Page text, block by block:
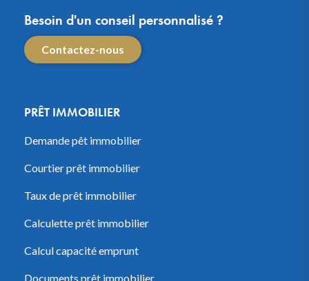
Besoin d'un conseil personnalisé ?
Contactez-nous
PRÊT IMMOBILIER
Demande pêt immobilier
Courtier prêt immobilier
Taux de prêt immobilier
Calculette prêt immobilier
Calcul capacité emprunt
Documents prêt immobilier